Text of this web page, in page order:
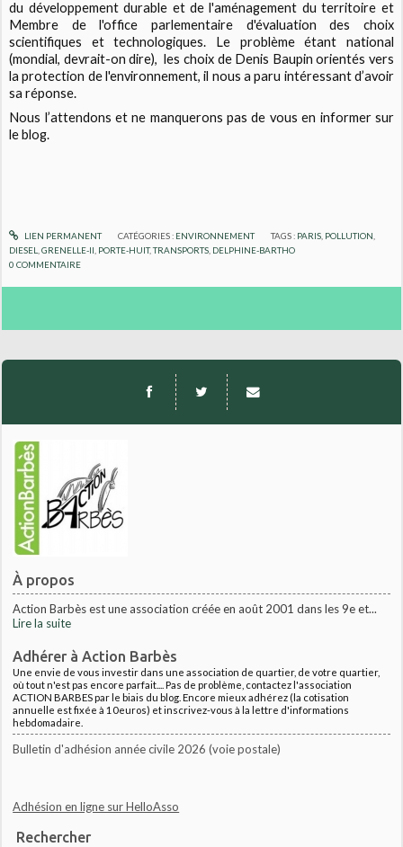
À propos
Action Barbès est une association créée en août 2001 dans les 9e et...
Lire la suite
Adhérer à Action Barbès
Une envie de vous investir dans une association de quartier, de votre quartier,
où tout n'est pas encore parfait.... Pas de problème, contactez l'association
ACTION BARBES par le biais du blog. Encore mieux adhérez (la cotisation
annuelle est fixée à 10euros) et inscrivez-vous à la lettre d'informations
hebdomadaire.
Bulletin d'adhésion année civile 2026 (voie postale)
Adhésion en ligne sur HelloAsso
Rechercher
du développement durable et de l'aménagement du territoire et
Membre de l'office parlementaire d'évaluation des choix
scientifiques et technologiques. Le problème étant national
(mondial, devrait-on dire), les choix de Denis Baupin orientés vers
la protection de l'environnement, il nous a paru intéressant d’avoir
sa réponse.
Nous l’attendons et ne manquerons pas de vous en informer sur
le blog.
LIEN PERMANENT CATÉGORIES : ENVIRONNEMENT TAGS : PARIS POLLUTION
DIESEL ,GRENELLE-II PORTE-HUIT,TRANSPORTS DELPHINE-BARTHO
0 COMMENTAIRE